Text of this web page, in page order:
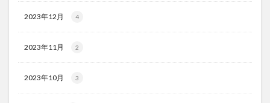
2023年12月 4
2023年11月 2
2023年10月 3